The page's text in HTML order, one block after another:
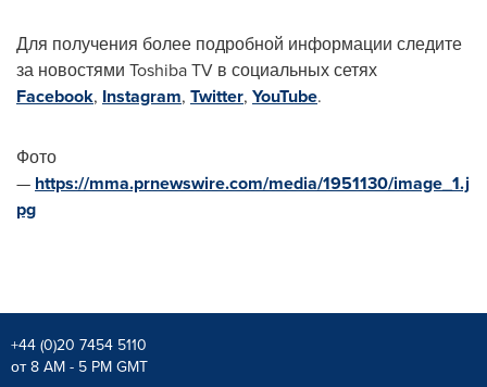
Для получения более подробной информации следите
за новостями Toshiba TV в социальных сетях
Facebook, Instagram, Twitter, YouTube.
Фото
— https://mma.prnewswire.com/media/1951130/image_1.j
pg
+44 (0)20 7454 5110
от 8 AM - 5 PM GMT